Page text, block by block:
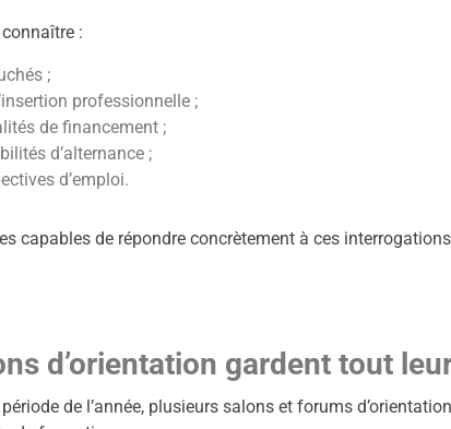
:
;
professionnelle ;
de financement ;
d’alternance ;
d’emploi.
capables de répondre concrètement à ces
d’orientation gardent tout
de l’année, plusieurs salons et forums